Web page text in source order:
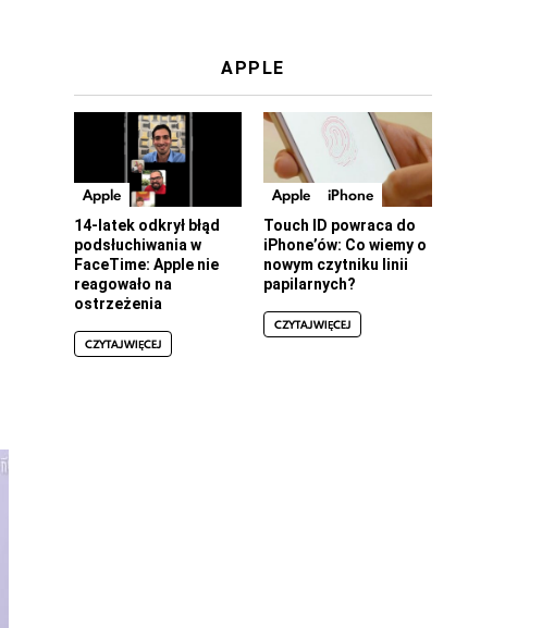
APPLE
Apple
14-latek odkrył błąd
podsłuchiwania w
FaceTime: Apple nie
reagowało na
ostrzeżenia
CZYTAJ WIĘCEJ
Apple iPhone
Touch ID powraca do
iPhone’ów: Co wiemy o
nowym czytniku linii
papilarnych?
CZYTAJ WIĘCEJ